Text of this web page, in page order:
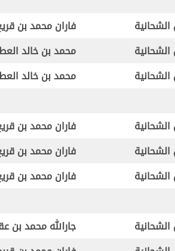
فاران محمد بن
محمد بن خالد
محمد بن خالد
فاران محمد بن
فاران محمد بن
فاران محمد بن
جارالله محمد بن